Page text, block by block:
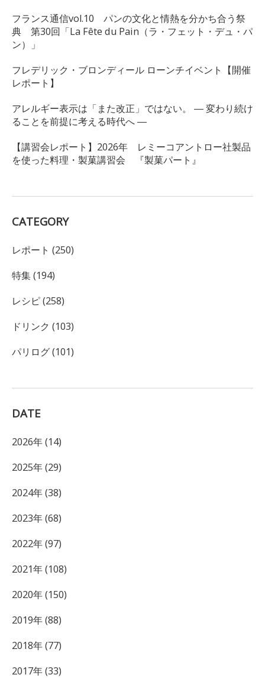
フランス通信vol.10 パンの文化と情熱を分かち合う祭
典 第30回「La Fête du Pain（ラ・フェット・デュ・パ
ン）」
フレデリック・ブロンディール ローンチイベント【開催
レポート】
アレルギー表示は「また改正」ではない。 ― 変わり続け
ることを前提に考える時代へ ―
【講習会レポート】2026年 レミーコアントロー社製品
を使った料理・製菓講習会 『製菓パート』
CATEGORY
レポート (250)
特集 (194)
レシピ (258)
ドリンク (103)
パリログ (101)
DATE
2026年 (14)
2025年 (29)
2024年 (38)
2023年 (68)
2022年 (97)
2021年 (108)
2020年 (150)
2019年 (88)
2018年 (77)
2017年 (33)